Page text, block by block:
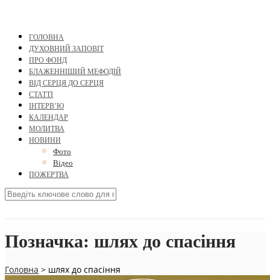
ГОЛОВНА
ДУХОВНИЙ ЗАПОВІТ
ПРО ФОНД
БЛАЖЕННІШИЙ МЕФОДІЙ
ВІД СЕРЦЯ ДО СЕРЦЯ
СТАТТІ
ІНТЕРВ’Ю
КАЛЕНДАР
МОЛИТВА
НОВИНИ
Фото
Відео
ПОЖЕРТВА
Позначка: шлях до спасіння
Головна > шлях до спасіння